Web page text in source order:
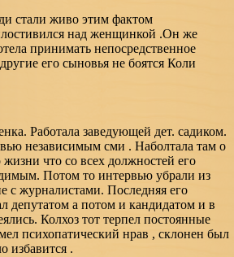
стали живо этим фактом
над женщинкой .Он же
принимать непосредственное
его сыновья не боятся Коли
Работала заведующей дет. садиком.
независимым сми . Наболтала там о
что со всех должностей его
Потом то интервью убрали из
с журналистами. Последняя его
депутатом а потом и кандидатом и в
Колхоз тот терпел постоянные
психопатический нрав , склонен был
избавится .